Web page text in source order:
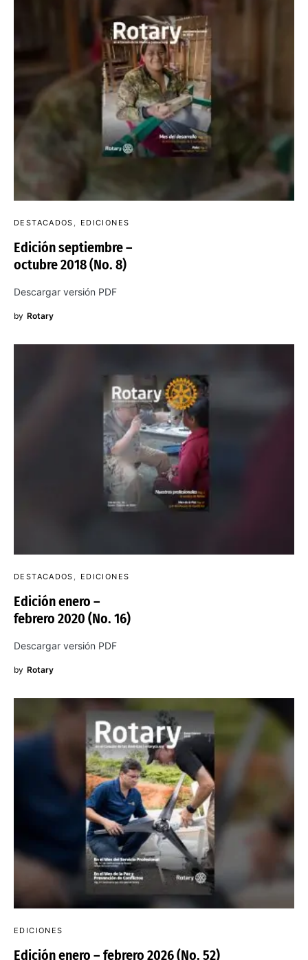
DESTACADOS EDICIONES
Edición septiembre –
octubre 2018 (No. 8)
Descargar versión PDF
by Rotary
DESTACADOS EDICIONES
Edición enero –
febrero 2020 (No. 16)
Descargar versión PDF
by Rotary
EDICIONES
Edición enero – febrero 2026 (No. 52)